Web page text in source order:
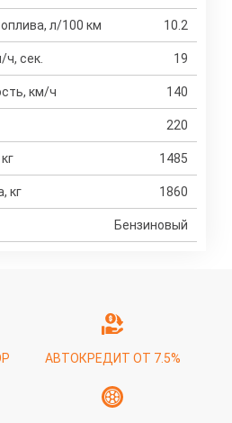
л/100 км 10.2
ч, сек. 19
км/ч 140
220
1485
кг 1860
Бензиновый
АВТОКРЕДИТ ОТ 7.5%